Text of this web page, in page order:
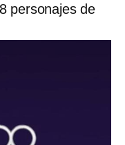
personajes de